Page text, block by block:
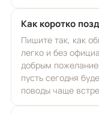
Как коротко
Пишите так, как
легко и без
добрым
пусть сегодня
поводы чаще